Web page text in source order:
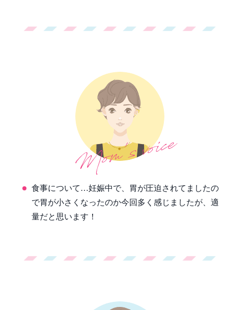
食事について…妊娠中で、胃が圧迫されてましたの
で胃が小さくなったのか今回多く感じましたが、適
量だと思います！